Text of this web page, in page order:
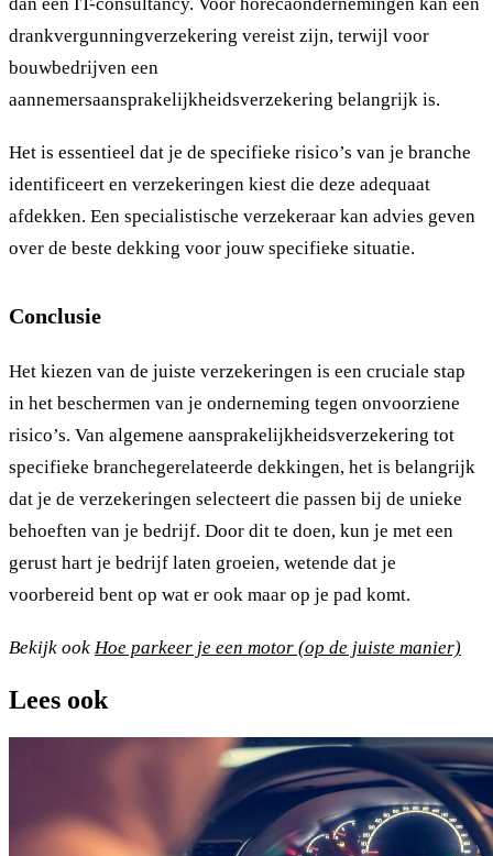
drankvergunningverzekering vereist zijn, terwijl voor
bouwbedrijven een
aannemersaansprakelijkheidsverzekering belangrijk is.
Het is essentieel dat je de specifieke risico’s van je branche
identificeert en verzekeringen kiest die deze adequaat
afdekken. Een specialistische verzekeraar kan advies geven
over de beste dekking voor jouw specifieke situatie.
Conclusie
Het kiezen van de juiste verzekeringen is een cruciale stap
in het beschermen van je onderneming tegen onvoorziene
risico’s. Van algemene aansprakelijkheidsverzekering tot
specifieke branchegerelateerde dekkingen, het is belangrijk
dat je de verzekeringen selecteert die passen bij de unieke
behoeften van je bedrijf. Door dit te doen, kun je met een
gerust hart je bedrijf laten groeien, wetende dat je
voorbereid bent op wat er ook maar op je pad komt.
Bekijk ook Hoe parkeer je een motor (op de juiste manier)
Lees ook